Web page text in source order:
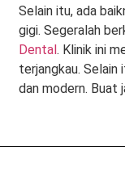
Selain itu, ada
gigi. Segeralah
Dental. Klinik ini
terjangkau. Selain
dan modern. Buat